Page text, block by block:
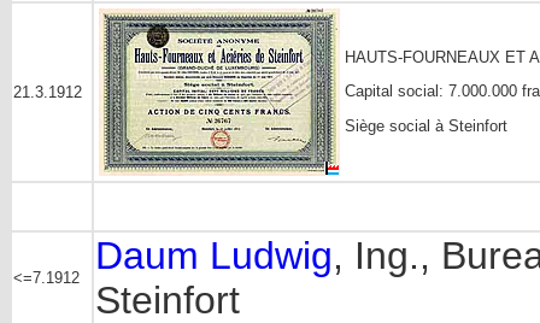
21.3.1912
HAUTS-FOURNEAUX ET
Capital social: 7.000.000
Siège social à Steinfort
<=7.1912
Daum Ludwig, Ing.,
Steinfort